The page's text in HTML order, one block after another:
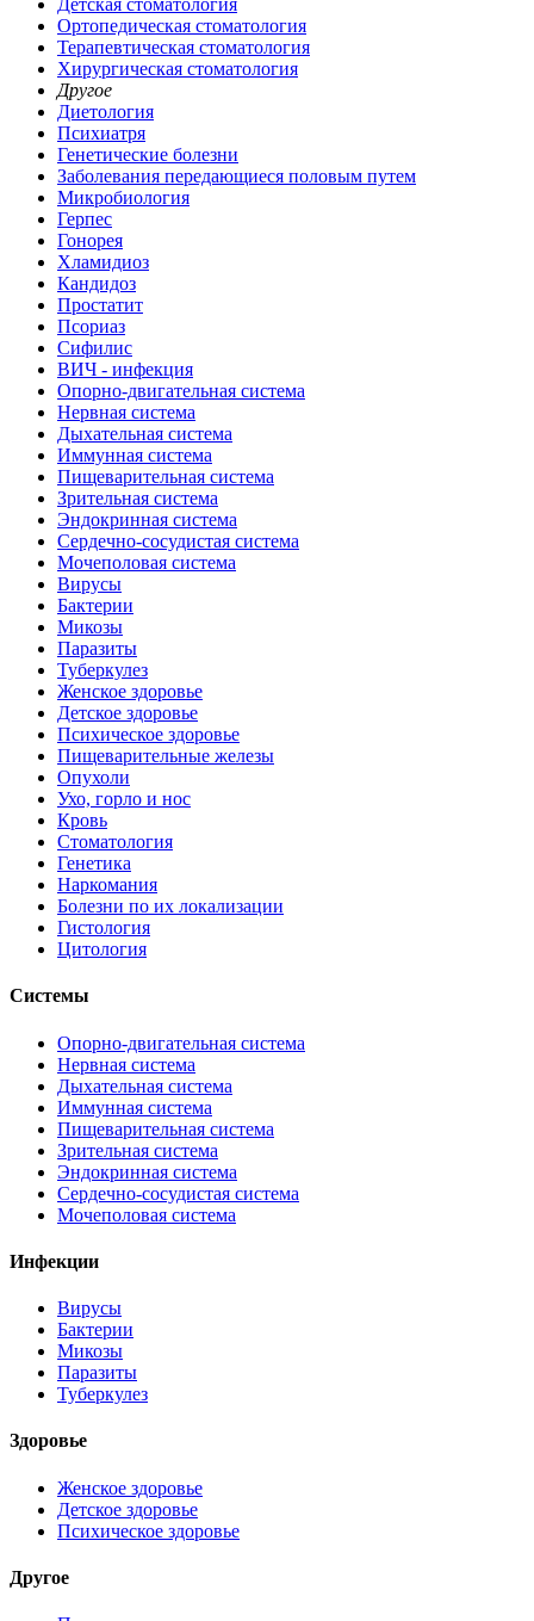
Детская стоматология
Ортопедическая стоматология
Терапевтическая стоматология
Хирургическая стоматология
Другое
Диетология
Психиатря
Генетические болезни
Заболевания передающиеся половым путем
Микробиология
Герпес
Гонорея
Хламидиоз
Кандидоз
Простатит
Псориаз
Сифилис
ВИЧ - инфекция
Опорно-двигательная система
Нервная система
Дыхательная система
Иммунная система
Пищеварительная система
Зрительная система
Эндокринная система
Сердечно-сосудистая система
Мочеполовая система
Вирусы
Бактерии
Микозы
Паразиты
Туберкулез
Женское здоровье
Детское здоровье
Психическое здоровье
Пищеварительные железы
Опухоли
Ухо, горло и нос
Кровь
Стоматология
Генетика
Наркомания
Болезни по их локализации
Гистология
Цитология
Системы
Опорно-двигательная система
Нервная система
Дыхательная система
Иммунная система
Пищеварительная система
Зрительная система
Эндокринная система
Сердечно-сосудистая система
Мочеполовая система
Инфекции
Вирусы
Бактерии
Микозы
Паразиты
Туберкулез
Здоровье
Женское здоровье
Детское здоровье
Психическое здоровье
Другое